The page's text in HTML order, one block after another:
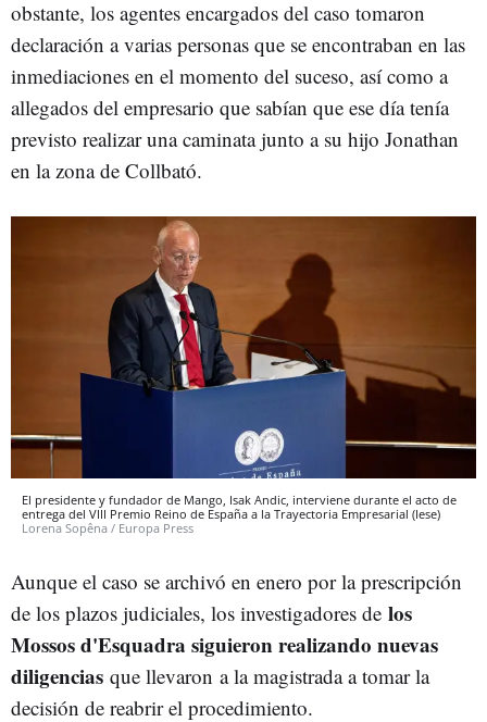
obstante, los agentes encargados del caso tomaron
declaración avarias personas que se encontraban en las
inmediaciones en el momento del suceso, asícomo a
allegados del empresario que sabían que ese díatenía
previsto realizarunacaminatajunto a su hijo Jonathan
en lazonade Collbató.
El presidente y fundador de Mango, Isak Andic, interviene durante el acto de
entrega del VIII Premio Reino de España a la Trayectoria Empresarial (Iese)
Lorena Sopêna / Europa Press
Aunque el caso se archivó en enero por la prescripción
de los plazos judiciales, los investigadores de los
Mossos d'Esquadra siguieron realizando nuevas
diligencias que llevaron a la magistrada a tomar la
decisión de reabrir el procedimiento.